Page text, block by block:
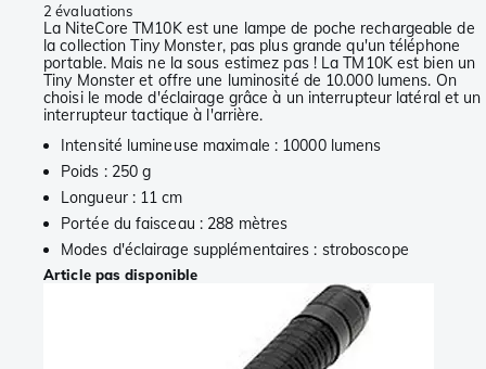
2 évaluations
La NiteCore TM10K est une lampe de poche rechargeable de
la collection Tiny Monster, pas plus grande qu'un téléphone
portable. Mais ne la sous estimez pas ! La TM10K est bien un
Tiny Monster et offre une luminosité de 10.000 lumens. On
choisi le mode d'éclairage grâce à un interrupteur latéral et un
interrupteur tactique à l'arrière.
Intensité lumineuse maximale : 10000 lumens
Poids : 250 g
Longueur : 11 cm
Portée du faisceau : 288 mètres
Modes d'éclairage supplémentaires : stroboscope
Article pas disponible